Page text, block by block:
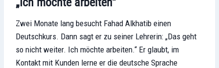
Zwei Monate lang besucht Fahad Alkhatib einen
Deutschkurs. Dann sagt er zu seiner Lehrerin: „Das geht
so nicht weiter. Ich möchte arbeiten.“ Er glaubt, im
Kontakt mit Kunden lerne er die deutsche Sprache